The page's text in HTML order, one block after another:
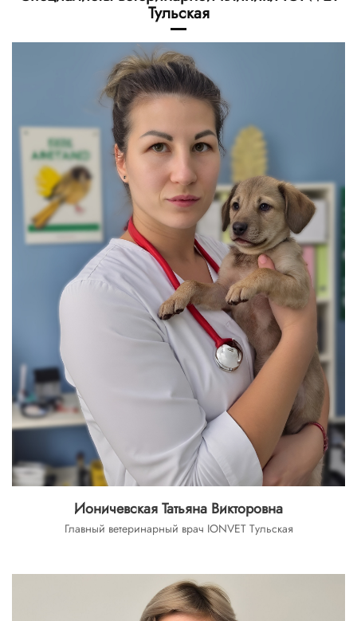
Тульская
Ионичевская Татьяна Викторовна
Главный ветеринарный врач IONVET Тульская